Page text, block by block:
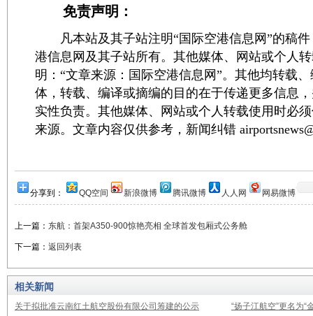
免责声明：
凡本站及其子站注明“国际空港信息网”的稿件
港信息网及其子站所有。其他媒体、网站或个人
明：“文章来源：国际空港信息网”。其他均转载
体，转载、编译或摘编的目的在于传递更多信息
实性负责。其他媒体、网站或个人转载使用时必
来源。文章内容仅供参考，新闻纠错
分享到： QQ空间 新浪微博 腾讯微博 人人网 网易微博
上一篇： 东航：首架A350-900惊艳亮相 全球首发包厢式公务舱
下一篇： 返回列表
相关新闻
关于拟批准云南红土航空股份有限公司筹建的公示
“扬子江航空”更名为“